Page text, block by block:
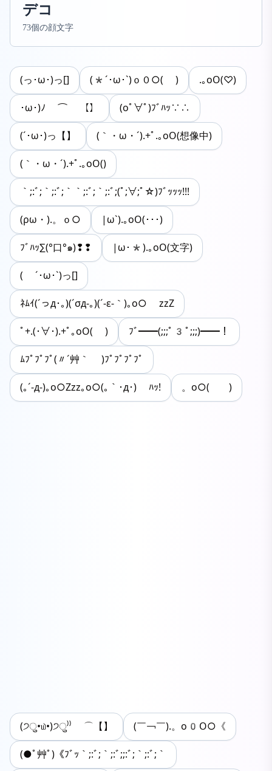
デコ
73個の顔文字
(っ･ω･)っ[] (*´･ω･`)ｏ０○( ) .｡oO(♡)
･ω･)ﾉ ⌒ 【】 (oﾟ∀ﾟ)ﾌﾞﾊｯ∵∴
(´･ω･)っ【】 (｀・ω・´).+ﾟ.｡oO(想像中)
(｀・ω・´).+ﾟ.｡oO()
｀;:ﾞ;｀;:ﾞ;｀｀;:ﾞ;｀;:ﾞ;(ﾟ;∀;ﾟ☆)ﾌﾞｯｯｯ!!!
(ρω・).。ｏ○ |ω`).｡oO(･･･)
ﾌﾞﾊｯ∑(°口°๑)❢❢ |ω･*).｡oO(文字)
( ´･ω･`)っ[]
ﾈﾑｲ(´っд･｡)(´σд-｡)(´-ε-｀)｡o○ zzZ
ﾟ+.(･∀･).+ﾟ｡oO( ) ﾌﾞ━━(;;;ﾟ3ﾟ;;;)━━！
ﾑﾌﾟﾌﾟﾌﾟ(〃´艸｀ )ﾌﾟﾌﾟﾌﾟﾌﾟ
(｡´-д-)｡o○Zzz｡o○(｡｀･д･) ﾊｯ! 。o○( )
(੭ु•௰•)੭ु⁾⁾ ⌒【】 (￣￢￣).。o0O○《
(●ﾟ艸ﾟ)《ﾌﾞｯ｀;:ﾞ;｀;:ﾞ;;:ﾞ;｀;:ﾞ;｀